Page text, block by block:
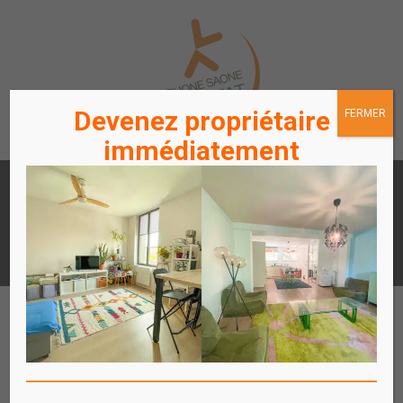
ACHETER
UN APPARTEMENT
UN APPARTEMENT /
STATIONNEMENT
ACCÈS
LOCATAIRES / PROPRIÉTAIRES
ACCÈS
COPROPRIÉTAIRES
le
menu
Devenez propriétaire
immédiatement
FERMER